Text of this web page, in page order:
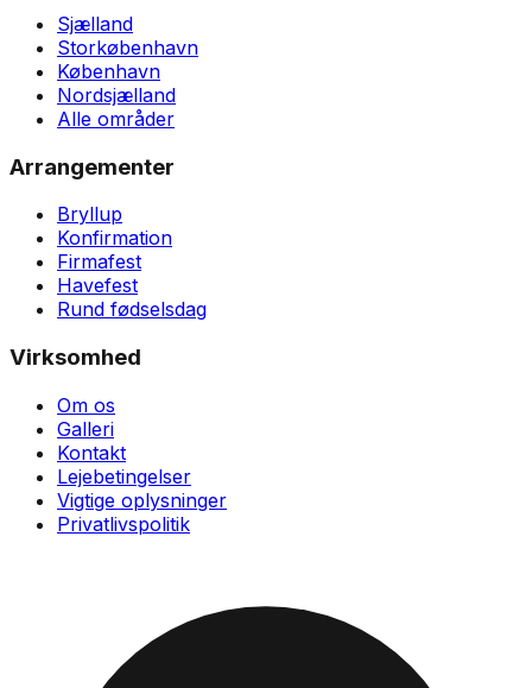
Sjælland
Storkøbenhavn
København
Nordsjælland
Alle områder
Arrangementer
Bryllup
Konfirmation
Firmafest
Havefest
Rund fødselsdag
Virksomhed
Om os
Galleri
Kontakt
Lejebetingelser
Vigtige oplysninger
Privatlivspolitik